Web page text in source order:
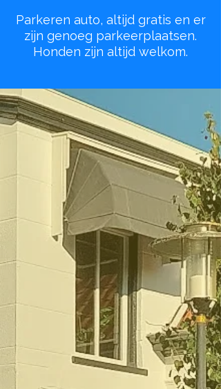
Parkeren auto, altijd gratis en er
zijn genoeg parkeerplaatsen.
Honden zijn altijd welkom.